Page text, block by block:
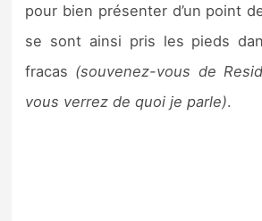
pour bien présenter d’un point
se sont ainsi pris les pieds
fracas (souvenez-vous de
vous verrez de quoi je parle).